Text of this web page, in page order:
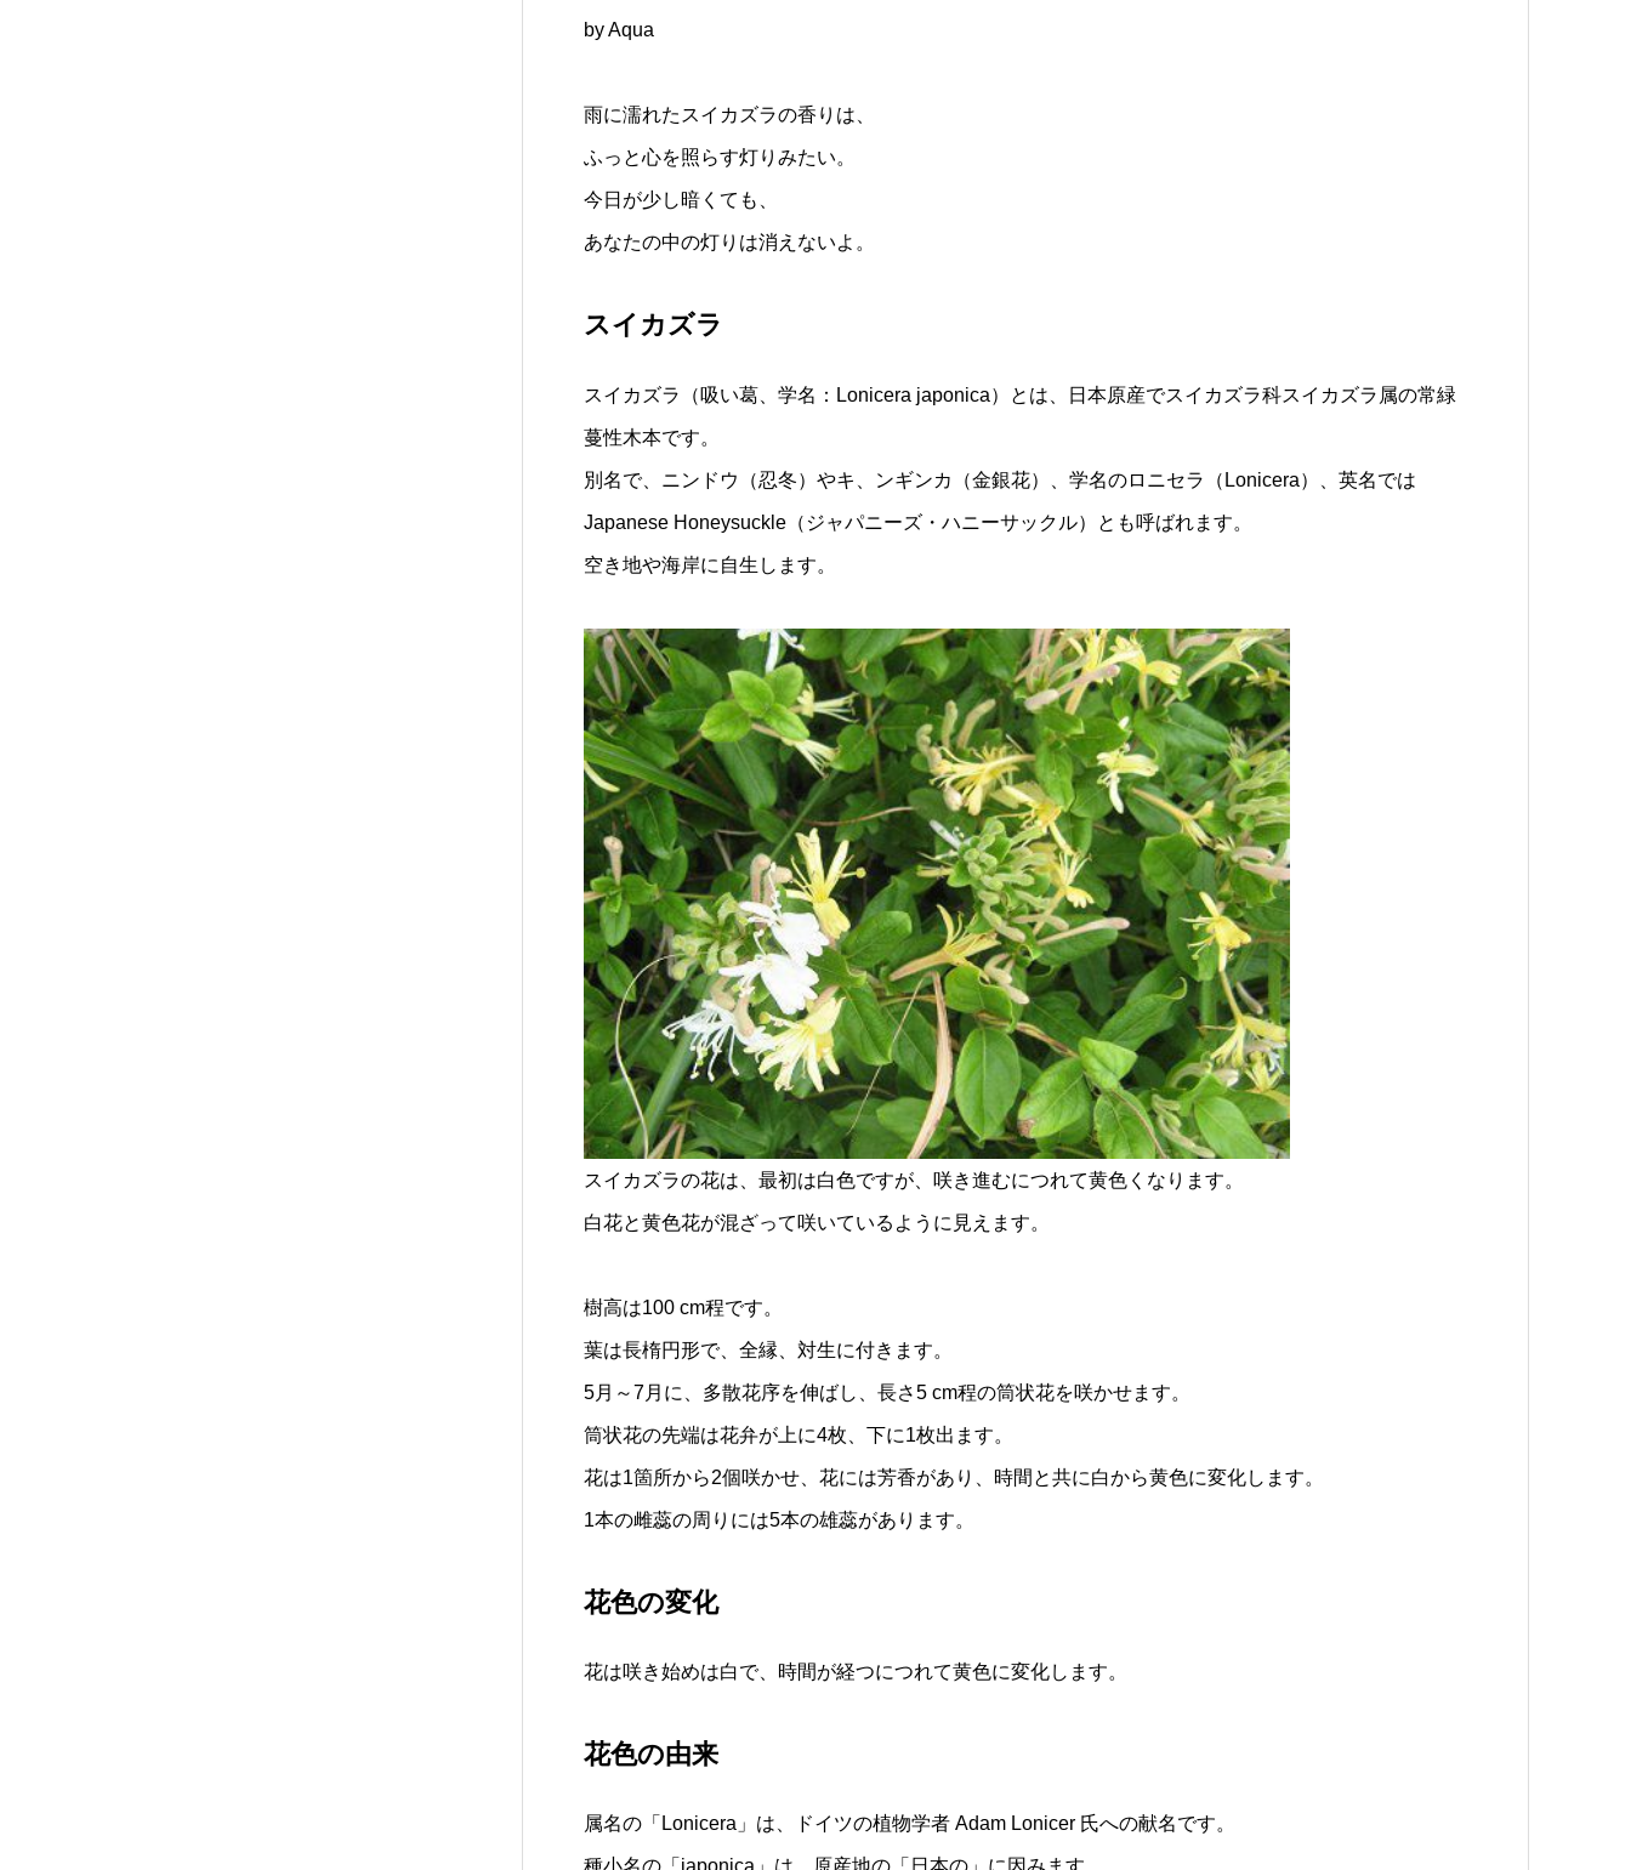
by Aqua
雨に濡れたスイカズラの香りは、
ふっと心を照らす灯りみたい。
今日が少し暗くても、
あなたの中の灯りは消えないよ。
スイカズラ
スイカズラ（吸い葛、学名：Lonicera japonica）とは、日本原産でスイカズラ科スイカズラ属の常緑
蔓性木本です。
別名で、ニンドウ（忍冬）やキ、ンギンカ（金銀花）、学名のロニセラ（Lonicera）、英名では
Japanese Honeysuckle（ジャパニーズ・ハニーサックル）とも呼ばれます。
空き地や海岸に自生します。
スイカズラの花は、最初は白色ですが、咲き進むにつれて黄色くなります。
白花と黄色花が混ざって咲いているように見えます。
樹高は100 cm程です。
葉は長楕円形で、全縁、対生に付きます。
5月～7月に、多散花序を伸ばし、長さ5 cm程の筒状花を咲かせます。
筒状花の先端は花弁が上に4枚、下に1枚出ます。
花は1箇所から2個咲かせ、花には芳香があり、時間と共に白から黄色に変化します。
1本の雌蕊の周りには5本の雄蕊があります。
花色の変化
花は咲き始めは白で、時間が経つにつれて黄色に変化します。
花色の由来
属名の「Lonicera」は、ドイツの植物学者 Adam Lonicer 氏への献名です。